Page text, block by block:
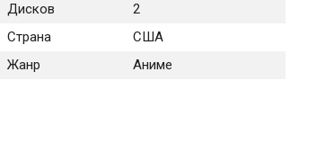
Дисков
2
Страна
США
Жанр
Аниме